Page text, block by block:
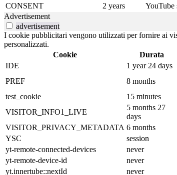
CONSENT
2 years
YouTube
Advertisement
advertisement
I cookie pubblicitari vengono utilizzati per fornire ai
personalizzati.
Cookie
Durata
IDE
1 year 24 days
PREF
8 months
test_cookie
15 minutes
VISITOR_INFO1_LIVE
5 months 27
days
VISITOR_PRIVACY_METADATA 6 months
YSC
session
yt-remote-connected-devices
never
yt-remote-device-id
never
yt.innertube::nextId
never